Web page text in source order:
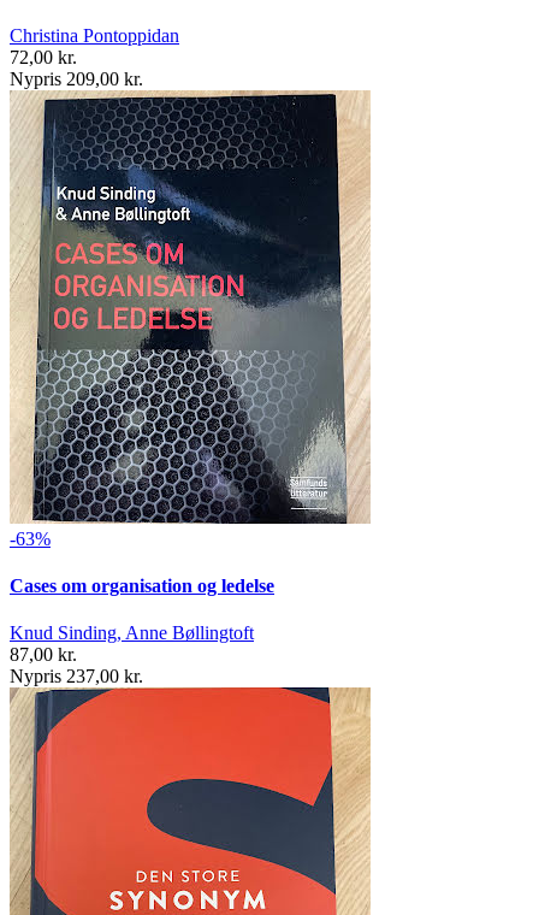
Christina Pontoppidan
72,00 kr.
Nypris 209,00 kr.
-63%
Cases om organisation og ledelse
Knud Sinding, Anne Bøllingtoft
87,00 kr.
Nypris 237,00 kr.